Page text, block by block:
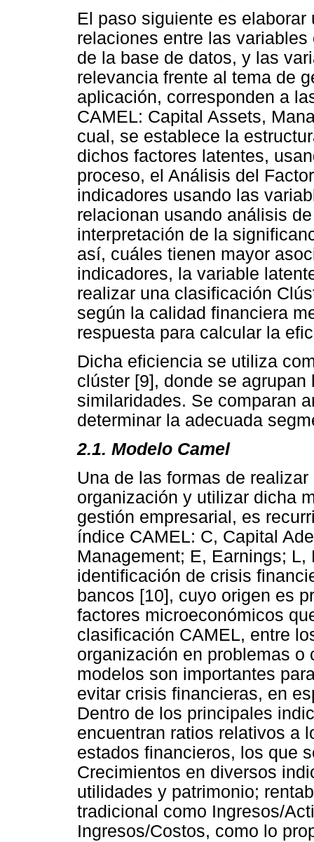
El paso siguiente es
relaciones entre las
de la base de datos, y las
relevancia frente al tema de
aplicación, corresponden a
CAMEL: Capital Assets,
cual, se establece la
dichos factores latentes,
proceso, el Análisis del
indicadores usando las
relacionan usando análisis
interpretación de la
así, cuáles tienen mayor
indicadores, la variable
realizar una clasificación
según la calidad financiera
respuesta para calcular la
Dicha eficiencia se utiliza
clúster [9], donde se
similaridades. Se comparan
determinar la adecuada
2.1. Modelo Camel
Una de las formas de
organización y utilizar dicha
gestión empresarial, es
índice CAMEL: C, Capital
Management; E, Earnings;
identificación de crisis
bancos [10], cuyo origen es
factores microeconómicos
clasificación CAMEL, entre
organización en problemas o
modelos son importantes
evitar crisis financieras, en
Dentro de los principales
encuentran ratios relativos a
estados financieros, los que
Crecimientos en diversos
utilidades y patrimonio;
tradicional como Ingresos/
Ingresos/Costos, como lo